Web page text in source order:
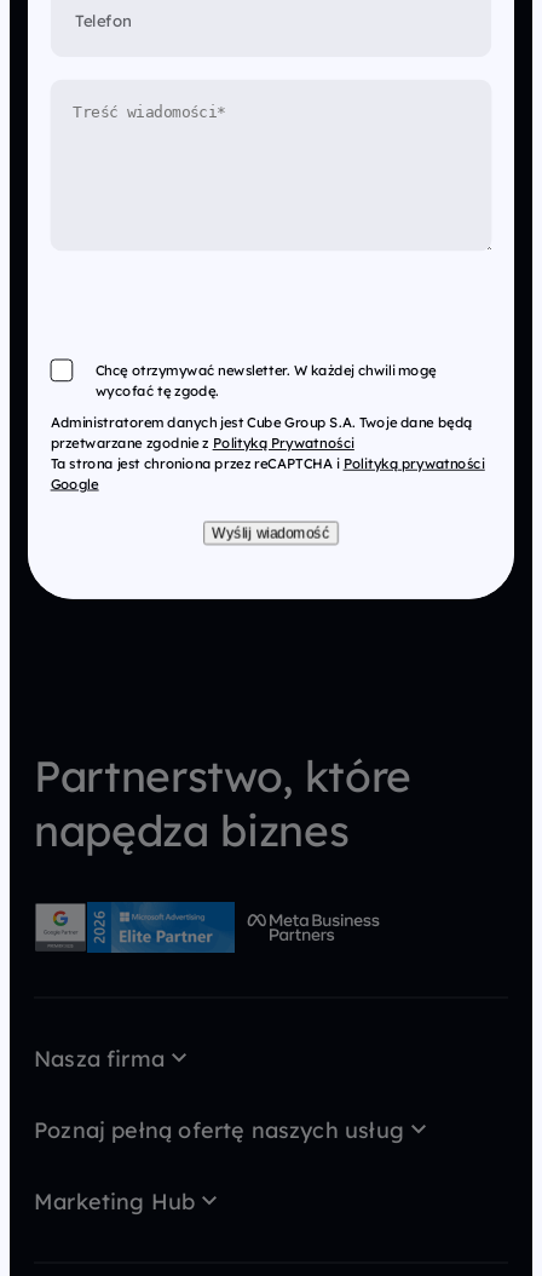
Telefon
Chcę otrzymywać newsletter. W każdej chwili mogę
wycofać tę zgodę.
Administratorem danych jest Cube Group S.A. Twoje dane będą
przetwarzane zgodnie z Polityką Prywatności
Ta strona jest chroniona przez reCAPTCHA i Polityką prywatności
Google
Wyślij wiadomość
Partnerstwo, które
napędza biznes
Nasza firma
Case Study
Poznaj pełną ofertę naszych usług
GEO
Marketing Hub